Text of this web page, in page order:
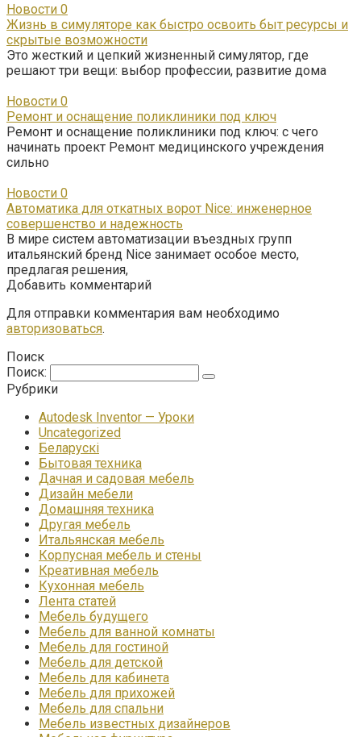
Новости 0
Жизнь в симуляторе как быстро освоить быт ресурсы и
скрытые возможности
Это жесткий и цепкий жизненный симулятор, где
решают три вещи: выбор профессии, развитие дома
Новости 0
Ремонт и оснащение поликлиники под ключ
Ремонт и оснащение поликлиники под ключ: с чего
начинать проект Ремонт медицинского учреждения
сильно
Новости 0
Автоматика для откатных ворот Nice: инженерное
совершенство и надежность
В мире систем автоматизации въездных групп
итальянский бренд Nice занимает особое место,
предлагая решения,
Добавить комментарий
Для отправки комментария вам необходимо
авторизоваться.
Поиск
Поиск:
Рубрики
Autodesk Inventor — Уроки
Uncategorized
Беларускі
Бытовая техника
Дачная и садовая мебель
Дизайн мебели
Домашняя техника
Другая мебель
Итальянская мебель
Корпусная мебель и стены
Креативная мебель
Кухонная мебель
Лента статей
Мебель будущего
Мебель для ванной комнаты
Мебель для гостиной
Мебель для детской
Мебель для кабинета
Мебель для прихожей
Мебель для спальни
Мебель известных дизайнеров